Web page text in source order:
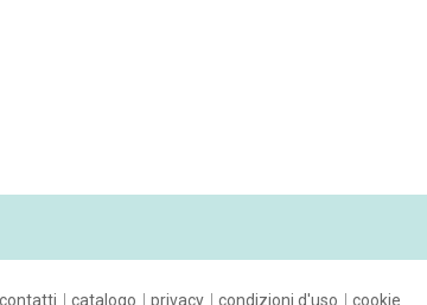
contatti catalogo privacy condizioni d'uso cookie